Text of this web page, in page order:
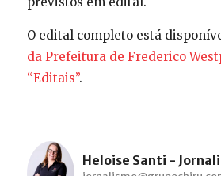
O edital completo está
da Prefeitura de Frederico
“Editais”.
Heloise Santi -